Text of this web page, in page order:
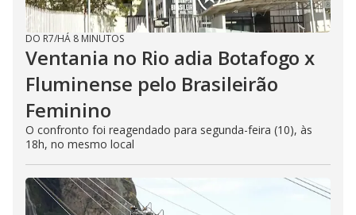
DO R7/HÁ 8 MINUTOS
Ventania no Rio adia Botafogo x
Fluminense pelo Brasileirão
Feminino
O confronto foi reagendado para segunda-feira (10), às
18h, no mesmo local